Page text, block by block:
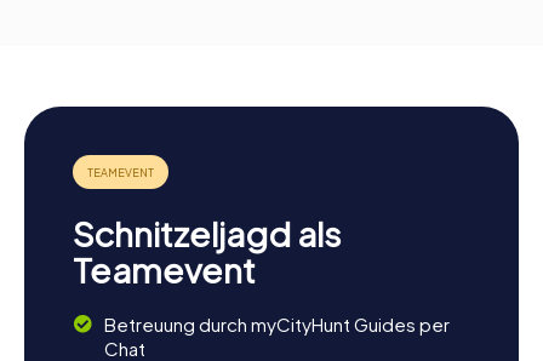
Schnitzeljagd als
Teamevent
Betreuung durch myCityHunt Guides per
Chat